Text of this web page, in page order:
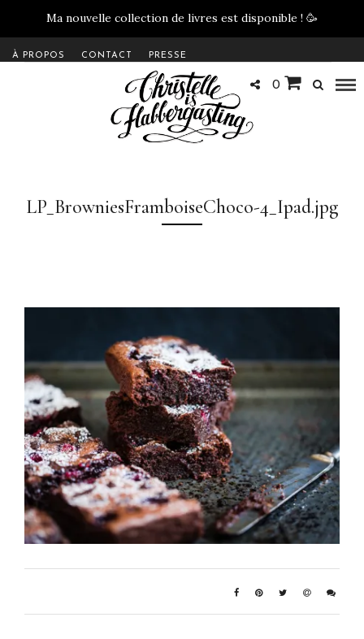
Ma nouvelle collection de livres est disponible ! 🥳
À PROPOS CONTACT PRESSE
0
LP_BrowniesFramboiseChoco-4_Ipad.jpg